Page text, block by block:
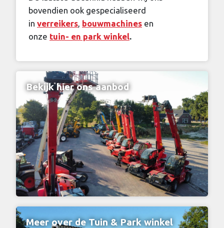
bovendien ook gespecialiseerd
in verreikers, bouwmachines en
onze tuin- en park winkel.
Bekijk hier ons aanbod
Meer over de Tuin & Park winkel